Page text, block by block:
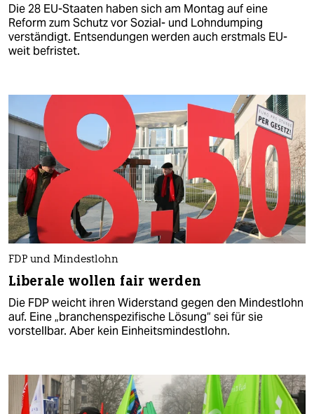
Die 28 EU-Staaten haben sich am Montag auf eine
Reform zum Schutz vor Sozial- und Lohndumping
verständigt. Entsendungen werden auch erstmals EU-
weit befristet.
FDP und Mindestlohn
Liberale wollen fair werden
Die FDP weicht ihren Widerstand gegen den Mindestlohn
auf. Eine „branchenspezifische Lösung“ sei für sie
vorstellbar. Aber kein Einheitsmindestlohn.